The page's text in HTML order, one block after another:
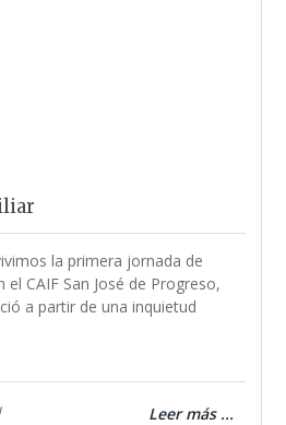
la primera jornada de
CAIF San José de Progreso,
a partir de una inquietud
Leer más ...